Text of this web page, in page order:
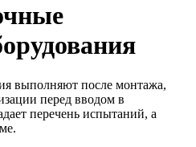
выполняют после монтажа,
перед вводом в
перечень испытаний, а